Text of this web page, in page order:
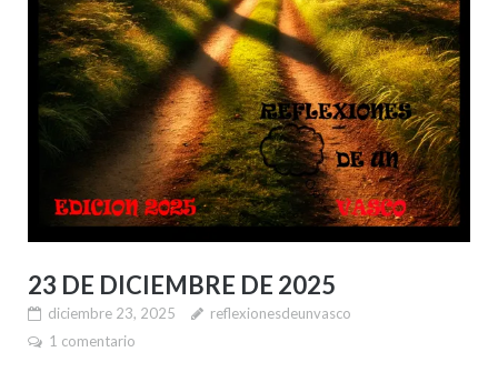
23 DE DICIEMBRE DE 2025
diciembre 23, 2025
reflexionesdeunvasco
1 comentario